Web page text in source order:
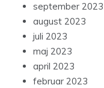
september 2023
august 2023
juli 2023
maj 2023
april 2023
februar 2023